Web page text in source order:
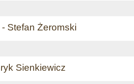
Stefan Żeromski
Sienkiewicz